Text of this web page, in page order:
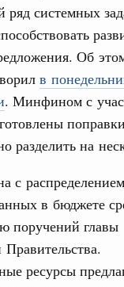
системных
Об
в
. Минфином с
разделить на
с
в бюджете
поручений главы
Правительства.
ресурсы
Татьяна Голикова
«Волонтёры-медики» с
Вчера
комиссии
поздравили
по
область
Межбюджетные отношения